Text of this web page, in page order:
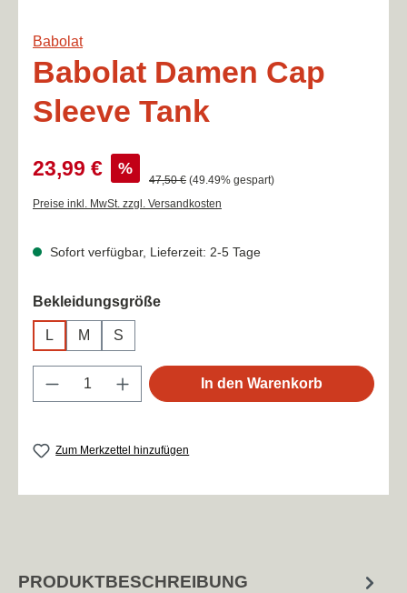
Babolat
Babolat Damen Cap
Sleeve Tank
Verkaufspreis:
23,99 € %
Regulärer Preis:
47,50 € (49.49% gespart)
Preise inkl. MwSt. zzgl. Versandkosten
Sofort verfügbar, Lieferzeit: 2-5 Tage
Bekleidungsgrößeauswählen
L M S
Produkt Anzahl: Gib den gewünschten
In den Warenkorb
Zum Merkzettel hinzufügen
PRODUKTBESCHREIBUNG